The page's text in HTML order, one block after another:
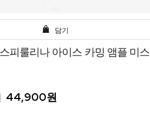
담기
피룰리나 아이스 카밍 앰플 미스
44,900원